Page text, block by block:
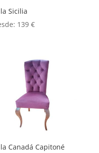
Sicilia
139€
Canadá Capitoné